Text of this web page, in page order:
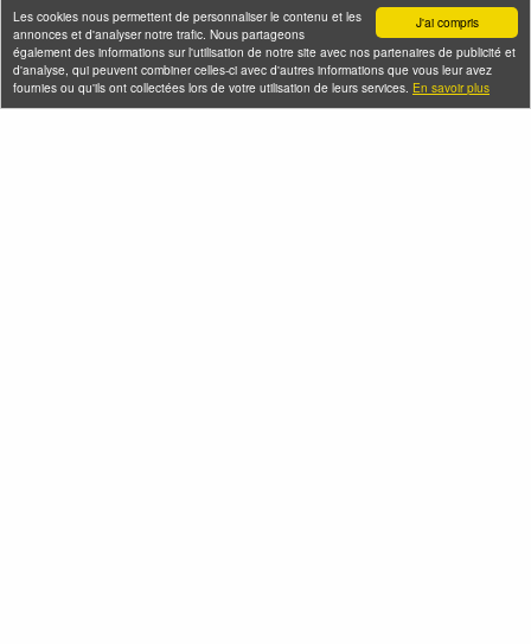
J'ai compris
Les cookies nous permettent de personnaliser le contenu et les
annonces et d'analyser notre trafic. Nous partageons
également des informations sur l'utilisation de notre site avec nos partenaires de publicité et
d'analyse, qui peuvent combiner celles-ci avec d'autres informations que vous leur avez
fournies ou qu'ils ont collectées lors de votre utilisation de leurs services. En savoir plus
En bateau de
Croisière dégustation